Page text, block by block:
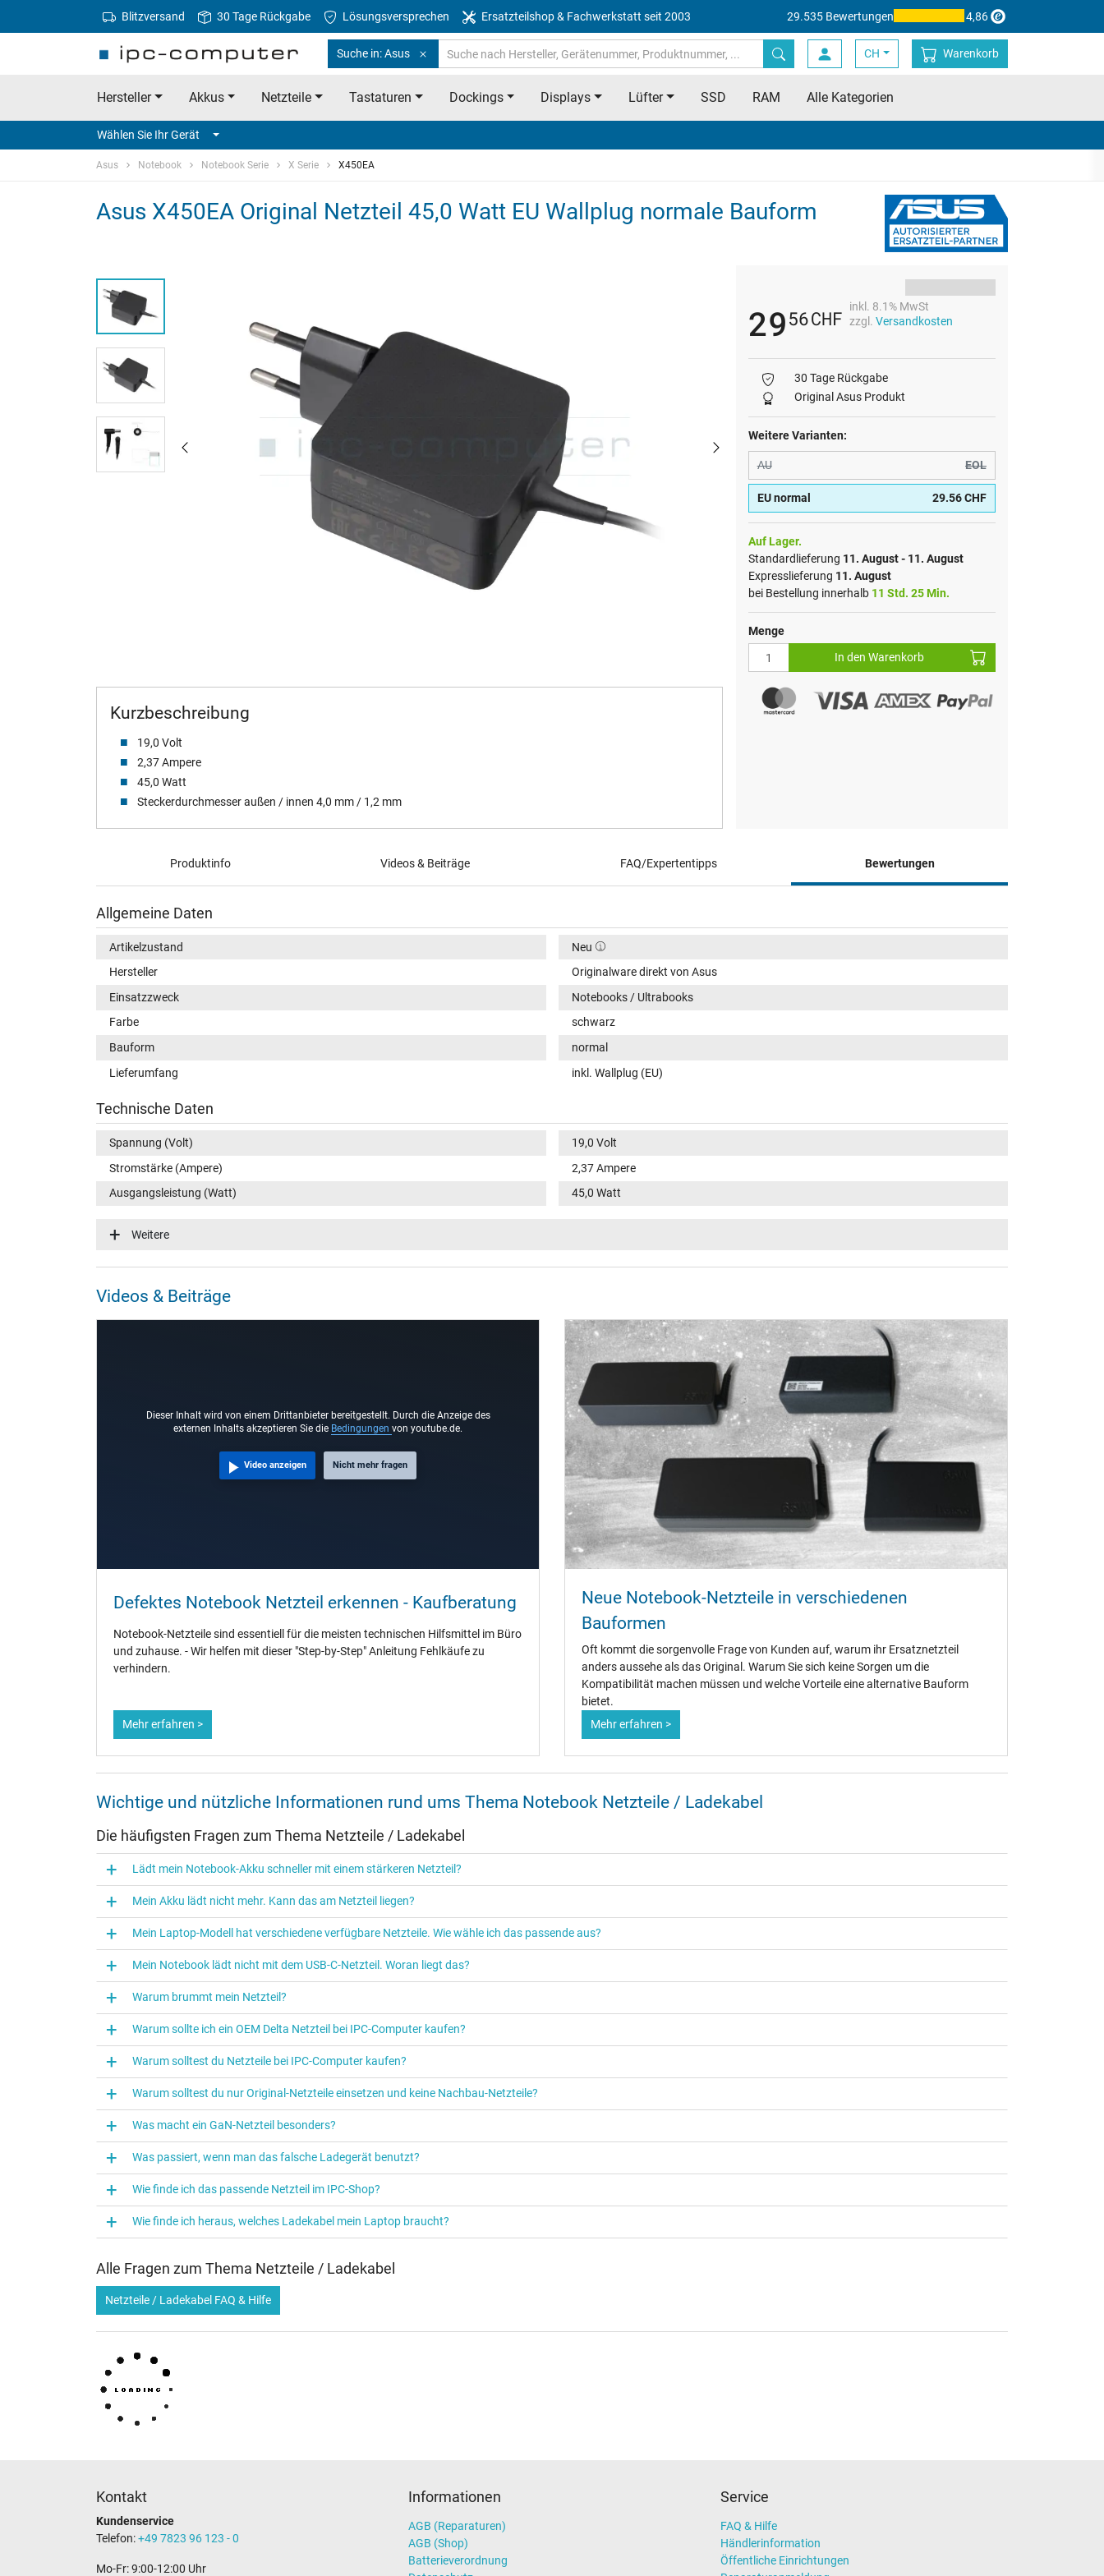
Blitzversand 30 Tage Rückgabe Lösungsversprechen Ersatzteilshop & Fachwerkstatt seit 2003 29.535 Bewertungen 4,86
Suche in: Asus CH Warenkorb
Hersteller Akkus Netzteile Tastaturen Dockings Displays Lüfter SSD RAM Alle Kategorien
Wählen Sie Ihr Gerät
Asus Notebook Notebook Serie X Serie X450EA
Asus X450EA Original Netzteil 45,0 Watt EU Wallplug normale Bauform
Kurzbeschreibung
19,0 Volt
2,37 Ampere
45,0 Watt
Steckerdurchmesser außen / innen 4,0 mm / 1,2 mm
2956CHF
inkl. 8.1% MwSt
zzgl. Versandkosten
30 Tage Rückgabe
Original Asus Produkt
Weitere Varianten:
AU EOL
EU normal 29.56 CHF
Auf Lager.
Standardlieferung 11. August - 11. August
Expresslieferung 11. August
bei Bestellung innerhalb 11 Std. 25 Min.
Menge
In den Warenkorb
Produktinfo Videos & Beiträge FAQ/Expertentipps Bewertungen
Allgemeine Daten
Artikelzustand
Neu
Hersteller
Originalware direkt von Asus
Einsatzzweck
Notebooks / Ultrabooks
Farbe
schwarz
Bauform
normal
Lieferumfang
inkl. Wallplug (EU)
Technische Daten
Spannung (Volt)
19,0 Volt
Stromstärke (Ampere)
2,37 Ampere
Ausgangsleistung (Watt)
45,0 Watt
Energieeffizienz
9,8 mm
4,0 mm / 1,2 mm
Nein
Länge Anschlusskabel (m) (ca.)
2.00 m
54 mm / 29 mm / 54 mm
Ja
TÜV Geprüfte Sicherheit
Kategorisierung
Netzteil
Verwendung
Notebook / Laptop
Weitere
Videos & Beiträge
Dieser Inhalt wird von einem Drittanbieter bereitgestellt. Durch die Anzeige des
externen Inhalts akzeptieren Sie die Bedingungen von youtube.de.
Video anzeigen Nicht mehr fragen
Defektes Notebook Netzteil erkennen - Kaufberatung
Notebook-Netzteile sind essentiell für die meisten technischen Hilfsmittel im Büro
und zuhause. - Wir helfen mit dieser "Step-by-Step" Anleitung Fehlkäufe zu
verhindern.
Mehr erfahren >
Neue Notebook-Netzteile in verschiedenen
Bauformen
Oft kommt die sorgenvolle Frage von Kunden auf, warum ihr Ersatznetzteil
anders aussehe als das Original. Warum Sie sich keine Sorgen um die
Kompatibilität machen müssen und welche Vorteile eine alternative Bauform
bietet.
Mehr erfahren >
Wichtige und nützliche Informationen rund ums Thema Notebook Netzteile / Ladekabel
Die häufigsten Fragen zum Thema Netzteile / Ladekabel
Lädt mein Notebook-Akku schneller mit einem stärkeren Netzteil?
Mein Akku lädt nicht mehr. Kann das am Netzteil liegen?
Mein Laptop-Modell hat verschiedene verfügbare Netzteile. Wie wähle ich das passende aus?
Mein Notebook lädt nicht mit dem USB-C-Netzteil. Woran liegt das?
Warum brummt mein Netzteil?
Warum sollte ich ein OEM Delta Netzteil bei IPC‑Computer kaufen?
Warum solltest du Netzteile bei IPC‑Computer kaufen?
Warum solltest du nur Original-Netzteile einsetzen und keine Nachbau-Netzteile?
Was macht ein GaN-Netzteil besonders?
Was passiert, wenn man das falsche Ladegerät benutzt?
Wie finde ich das passende Netzteil im IPC-Shop?
Wie finde ich heraus, welches Ladekabel mein Laptop braucht?
Alle Fragen zum Thema Netzteile / Ladekabel
Netzteile / Ladekabel FAQ & Hilfe
Kontakt
Kundenservice
Telefon:+49 7823 96 123 - 0
Mo-Fr: 9:00-12:00 Uhr
Informationen
AGB (Reparaturen)
AGB (Shop)
Batterieverordnung
Service
FAQ & Hilfe
Händlerinformation
Öffentliche Einrichtungen